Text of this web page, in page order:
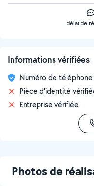
délai de
Informations vérifiées
Numéro de téléphone
Pièce d'identité
Entreprise vérifiée
Photos de